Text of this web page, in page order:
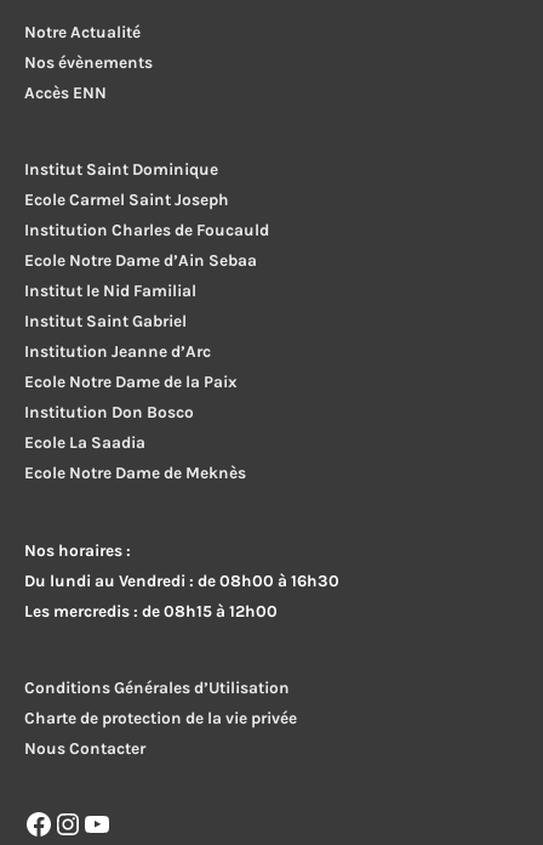
Notre Actualité
Nos évènements
Accès ENN
Institut Saint Dominique
Ecole Carmel Saint Joseph
Institution Charles de Foucauld
Ecole Notre Dame d’Ain Sebaa
Institut le Nid Familial
Institut Saint Gabriel
Institution Jeanne d’Arc
Ecole Notre Dame de la Paix
Institution Don Bosco
Ecole La Saadia
Ecole Notre Dame de Meknès
Nos horaires :
Du lundi au Vendredi : de 08h00 à 16h30
Les mercredis : de 08h15 à 12h00
Conditions Générales d’Utilisation
Charte de protection de la vie privée
Nous Contacter
Facebook
Instagram
YouTube